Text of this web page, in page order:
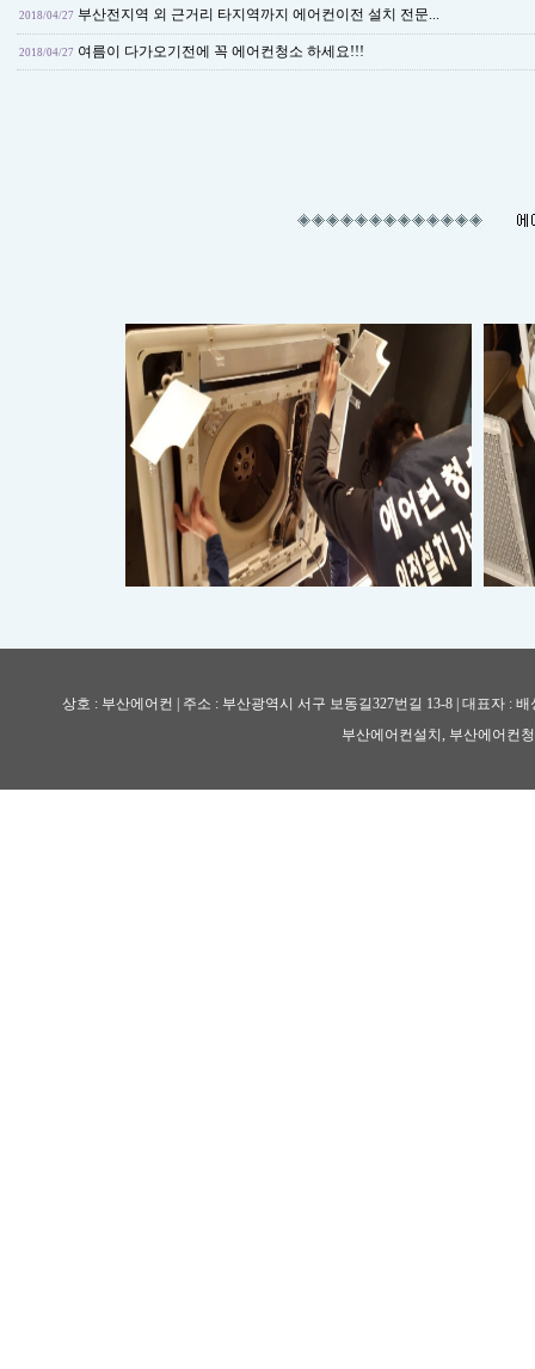
2018/04/27 부산전지역 외 근거리 타지역까지 에어컨이전 설치 전문...
2018/04/27 여름이 다가오기전에 꼭 에어컨청소 하세요!!!
상호 : 부산에어컨 | 주소 : 부산광역시 서구 보동길327번길 13-8 | 대표자 :
부산에어컨설치, 부산에어컨